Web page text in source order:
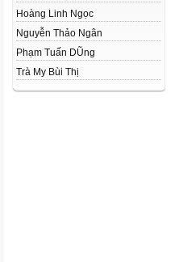
Hoàng Linh Ngọc
Nguyễn Thảo Ngân
Phạm Tuấn DŨng
Trà My Bùi Thị